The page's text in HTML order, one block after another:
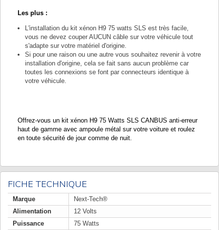
Les plus :
L'installation du kit xénon H9 75 watts SLS est très facile,
vous ne devez couper AUCUN câble sur votre véhicule tout
s'adapte sur votre matériel d'origine.
Si pour une raison ou une autre vous souhaitez revenir à votre
installation d'origine, cela se fait sans aucun problème car
toutes les connexions se font par connecteurs identique à
votre véhicule.
Offrez-vous un kit xénon H9 75 Watts SLS CANBUS anti-erreur
haut de gamme avec ampoule métal sur votre voiture et roulez
en toute sécurité de jour comme de nuit.
FICHE TECHNIQUE
Marque
Next-Tech®
Alimentation
12 Volts
Puissance
75 Watts